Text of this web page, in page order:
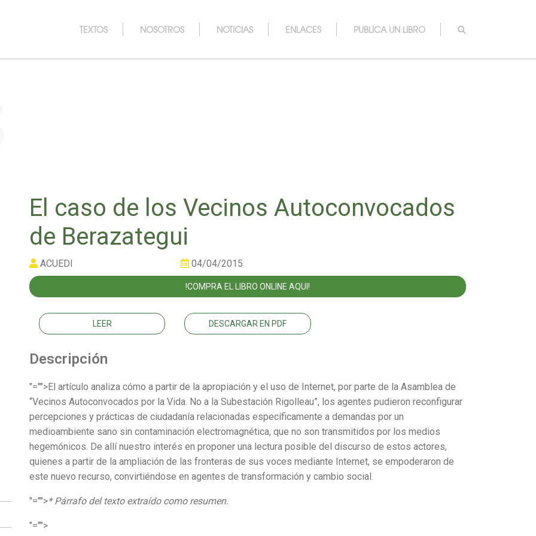
TEXTOS NOSOTROS NOTICIAS ENLACES PUBLICA UN LIBRO
El caso de los Vecinos Autoconvocados
de Berazategui
ACUEDI 04/04/2015
!COMPRA EL LIBRO ONLINE AQUI!
LEER DESCARGAR EN PDF
Descripción
"="">El artículo analiza cómo a partir de la apropiación y el uso de Internet, por parte de la Asamblea de
“Vecinos Autoconvocados por la Vida. No a la Subestación Rigolleau”, los agentes pudieron reconfigurar
percepciones y prácticas de ciudadanía relacionadas específicamente a demandas por un
medioambiente sano sin contaminación electromagnética, que no son transmitidos por los medios
hegemónicos. De allí nuestro interés en proponer una lectura posible del discurso de estos actores,
quienes a partir de la ampliación de las fronteras de sus voces mediante Internet, se empoderaron de
este nuevo recurso, convirtiéndose en agentes de transformación y cambio social.
"="">* Párrafo del texto extraído como resumen.
"="">